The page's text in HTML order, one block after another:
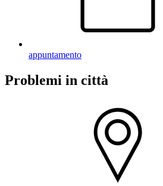
appuntamento
Problemi in città